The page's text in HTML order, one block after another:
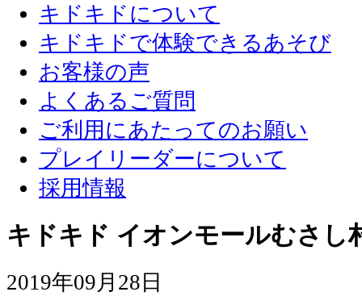
キドキドについて
キドキドで体験できるあそび
お客様の声
よくあるご質問
ご利用にあたってのお願い
プレイリーダーについて
採用情報
キドキド イオンモールむさし
2019年09月28日